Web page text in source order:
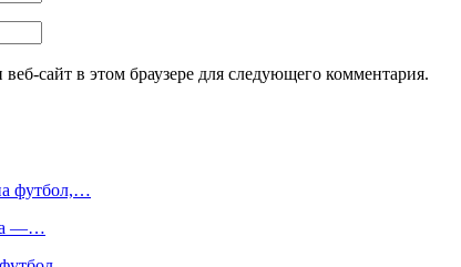
сайт в этом браузере для следующего комментария.
футбол,…
—…